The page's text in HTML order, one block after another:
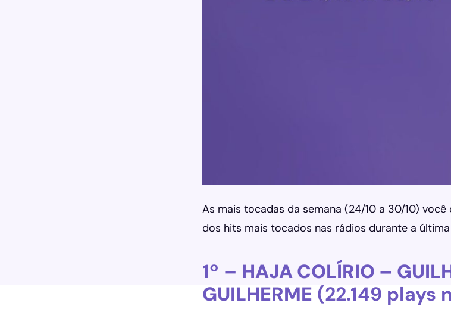
As mais tocadas da semana (24/10 a 30/10)
dos hits mais tocados nas rádios durante a
1º – HAJA COLÍRIO –
GUILHERME (22.149 plays